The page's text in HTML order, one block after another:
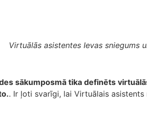
Virtuālās asistentes Ievas sniegums
sākumposmā tika definēts
. Ir ļoti svarīgi, lai Virtuālais